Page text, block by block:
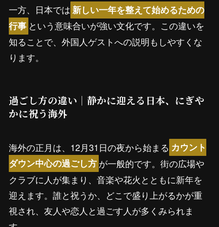
一方、日本では 新しい一年を整えて始めるための
行事 という意味合いが強い文化です。この違いを
知ることで、外国人ゲストへの説明もしやすくな
ります。
過ごし方の違い｜静かに迎える日本、にぎや
かに祝う海外
海外の正月は、12月31日の夜から始まる カウント
ダウン中心の過ごし方が一般的です。街の広場や
クラブに人が集まり、音楽や花火とともに新年を
迎えます。誰と祝うか、どこで盛り上がるかが重
視され、友人や恋人と過ごす人が多くみられま